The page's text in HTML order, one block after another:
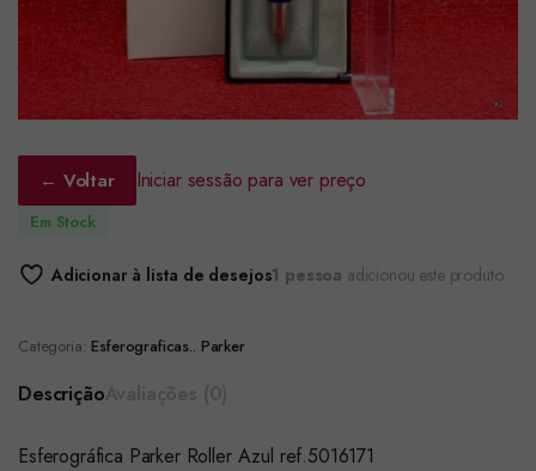
← Voltar Iniciar sessão para ver preço
Em Stock
Adicionar à lista de desejos1 pessoa adicionou este produto
Categoria: Esferograficas.. Parker
Descrição
Esferográfica Parker Roller Azul ref.5016171